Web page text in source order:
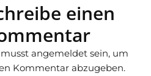
einen
angemeldetsein, um
Kommentar abzugeben.